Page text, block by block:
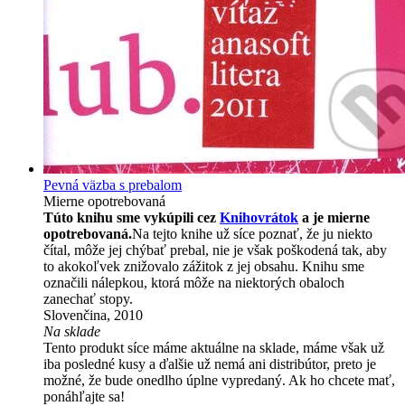
Pevná väzba s prebalom
Mierne opotrebovaná
Túto knihu sme vykúpili cez Knihovrátok a je mierne
opotrebovaná.Na tejto knihe už síce poznať, že ju niekto
čítal, môže jej chýbať prebal, nie je však poškodená tak, aby
to akokoľvek znižovalo zážitok z jej obsahu. Knihu sme
označili nálepkou, ktorá môže na niektorých obaloch
zanechať stopy.
Slovenčina, 2010
Na sklade
Tento produkt síce máme aktuálne na sklade, máme však už
iba posledné kusy a ďalšie už nemá ani distribútor, preto je
možné, že bude onedlho úplne vypredaný. Ak ho chcete mať,
ponáhľajte sa!